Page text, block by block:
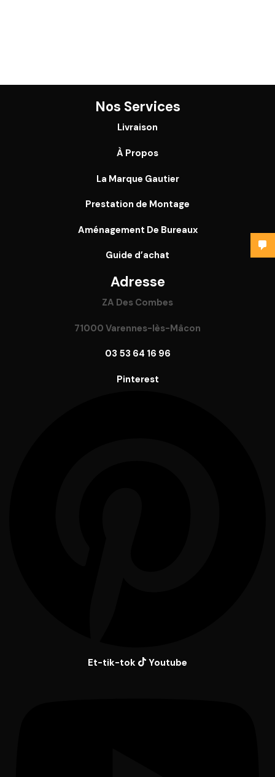
Nos Services
Livraison
À Propos
La Marque Gautier
Prestation de Montage
Aménagement De Bureaux
Guide d’achat
Adresse
ZA Des Combes
71000 Varennes-lès-Mâcon
03 53 64 16 96
Pinterest
Et-tik-tok Youtube